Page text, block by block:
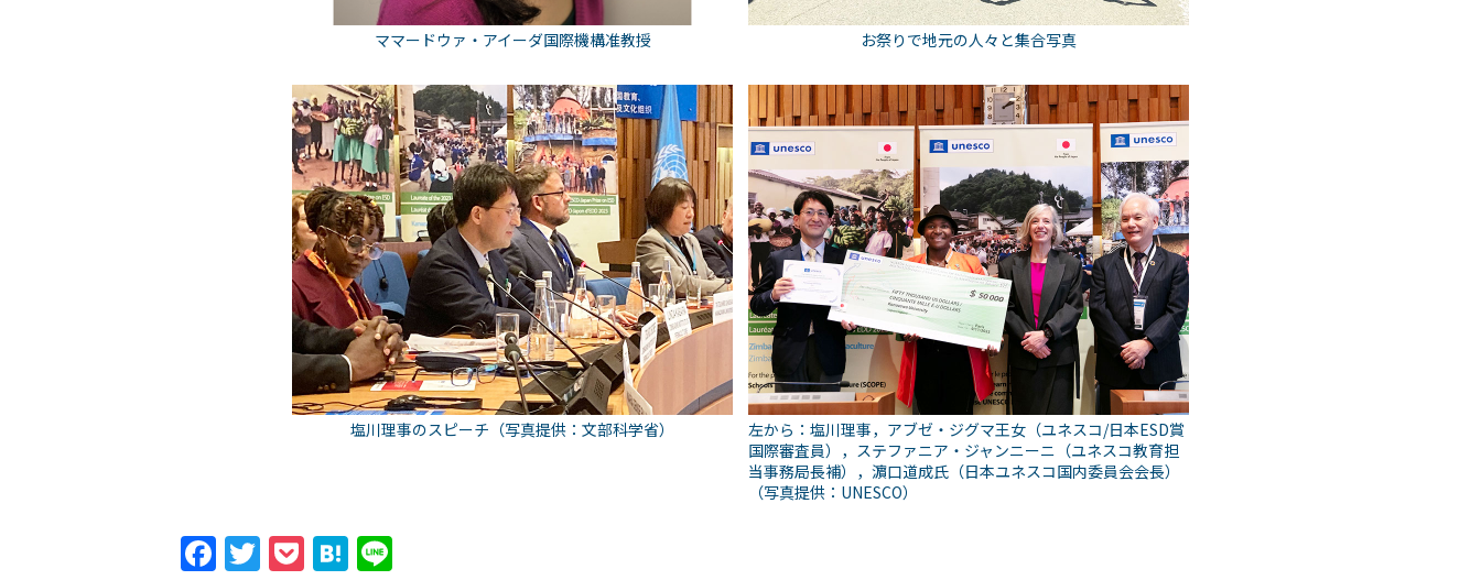
ママードウァ・アイーダ国際機構准教授 お祭りで地元の人々と集合写真
塩川理事のスピーチ（写真提供：文部科学省）
左から：塩川理事，アブゼ・ジグマ王女（ユネスコ/日本ESD賞
国際審査員），ステファニア・ジャンニーニ（ユネスコ教育担
当事務局長補），濵口道成氏（日本ユネスコ国内委員会会長）
（写真提供：UNESCO）
Facebook
Twitter
PocketHatena